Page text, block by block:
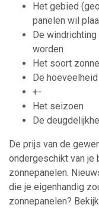
Het gebied
panelen wil
De
worden
Het soort
De
+-
Het seizoen
De
De prijs van de
ondergeschikt van je
zonnepanelen.
die je eigenhandig
zonnepanelen?